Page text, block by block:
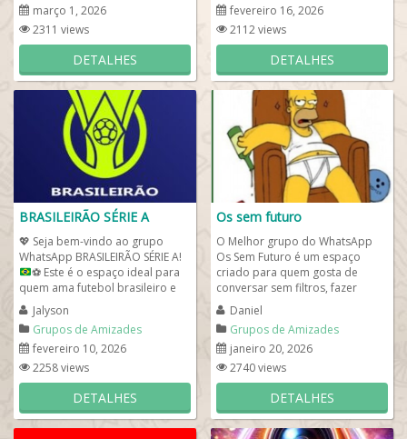
março 1, 2026
2311 views
DETALHES
fevereiro 16, 2026
2112 views
DETALHES
BRASILEIRÃO SÉRIE A
💖 Seja bem-vindo ao grupo
WhatsApp BRASILEIRÃO SÉRIE A!
⚽Este é o espaço ideal para
quem ama futebol brasileiro e
acompanha de perto tudo...
Jalyson
Grupos de Amizades
fevereiro 10, 2026
2258 views
DETALHES
Os sem futuro
O Melhor grupo do WhatsApp
Os Sem Futuro é um espaço
criado para quem gosta de
conversar sem filtros, fazer
novas amizades e dar boas
risadas no dia a dia....
Daniel
Grupos de Amizades
janeiro 20, 2026
2740 views
DETALHES